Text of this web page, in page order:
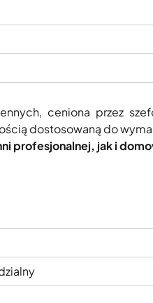
ceniona przez
dostosowaną do
profesjonalnej, jak i